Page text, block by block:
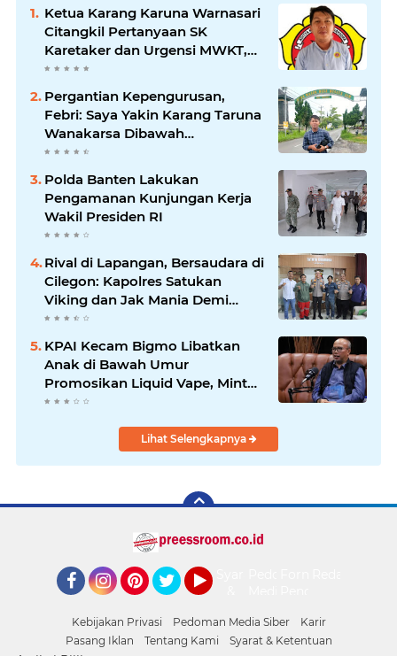
Ketua Karang Karuna Warnasari
Citangkil Pertanyaan SK
Karetaker dan Urgensi MWKT,
Saat Suasana Berduka
Pergantian Kepengurusan,
Febri: Saya Yakin Karang Taruna
Wanakarsa Dibawah
Kepemimpinan Bung Entus
Jauh Membawa Manfaat
Polda Banten Lakukan
Pengamanan Kunjungan Kerja
Wakil Presiden RI
Rival di Lapangan, Bersaudara di
Cilegon: Kapolres Satukan
Viking dan Jak Mania Demi
Nobar Damai Piala Presiden
KPAI Kecam Bigmo Libatkan
Anak di Bawah Umur
Promosikan Liquid Vape, Minta
Aparat Bertindak Tegas
Lihat Selengkapnya
Kebijakan Privasi Pedoman Media Siber
Karir
Pasang Iklan
Tentang Kami Syarat & Ketentuan